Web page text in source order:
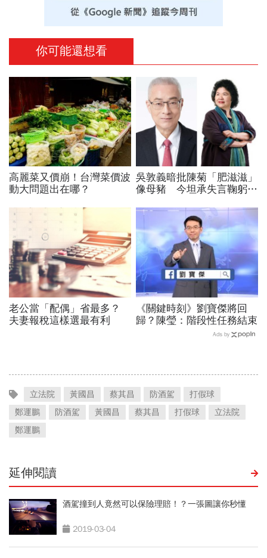
你可能還想看
高麗菜又價崩！台灣菜價波
動大問題出在哪？
吳敦義暗批陳菊「肥滋滋」
像母豬 今坦承失言鞠躬道
老公當「配偶」省最多？
夫妻報稅這樣選最有利
《關鍵時刻》劉寶傑將回
歸？陳瑩：階段性任務結束
Ads by
立法院 黃國昌 蔡其昌 防酒駕
打假球
鄭運鵬
防酒駕 黃國昌 蔡其昌 打假球
立法院
鄭運鵬
延伸閱讀
酒駕撞到人竟然可以保險理賠！？一張圖讓你秒懂
2019-03-04